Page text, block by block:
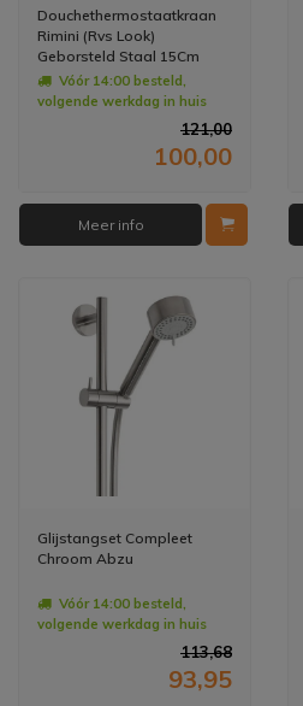
Douchethermostaatkraan
Rimini (Rvs Look)
Geborsteld Staal 15Cm
Vóór 14:00 besteld,
volgende werkdag in huis
121,00
100,00
Meer info
Glijstangset Compleet
Chroom Abzu
Vóór 14:00 besteld,
volgende werkdag in huis
113,68
93,95